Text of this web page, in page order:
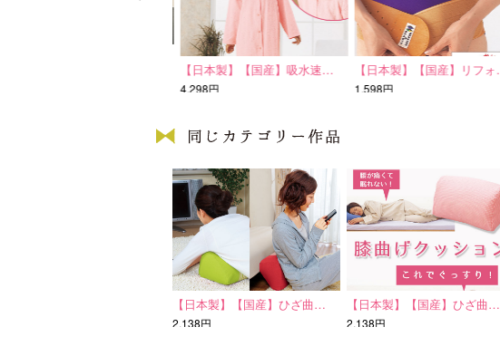
【日本製】【国産】吸水速…
4,298円
【日本製】【国産】リフォ…
1,598円
【日本製】【国産】ひざ曲…
2,138円
【日本製】【国産】ひざ曲…
2,138円